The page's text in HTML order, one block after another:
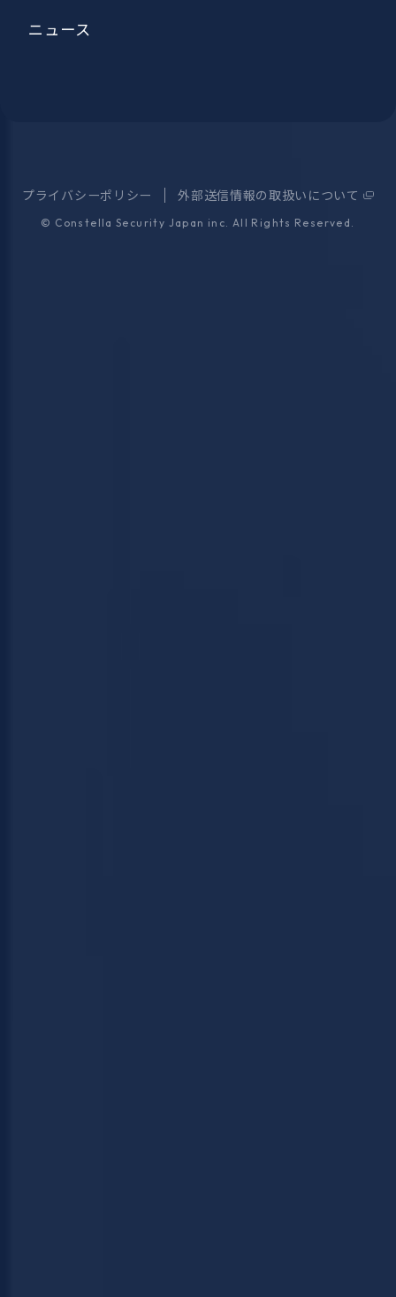
ニュース
プライバシーポリシー 外部送信情報の取扱いについて
© Constella Security Japan inc. All Rights Reserved.